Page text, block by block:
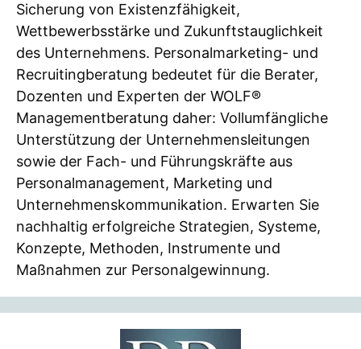
Sicherung von Existenzfähigkeit,
Wettbewerbsstärke und Zukunftstauglichkeit
des Unternehmens. Personalmarketing- und
Recruitingberatung bedeutet für die Berater,
Dozenten und Experten der WOLF®
Managementberatung daher: Vollumfängliche
Unterstützung der Unternehmensleitungen
sowie der Fach- und Führungskräfte aus
Personalmanagement, Marketing und
Unternehmenskommunikation. Erwarten Sie
nachhaltig erfolgreiche Strategien, Systeme,
Konzepte, Methoden, Instrumente und
Maßnahmen zur Personalgewinnung.